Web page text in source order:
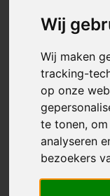
Wij
Wij maken
tracking-
op onze
te tonen,
analyseren
bezoekers
Clexton
Artikelnummer: